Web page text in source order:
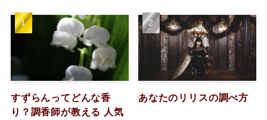
すずらんってどんな香
り？調香師が教える 人気
あなたのリリスの調べ方